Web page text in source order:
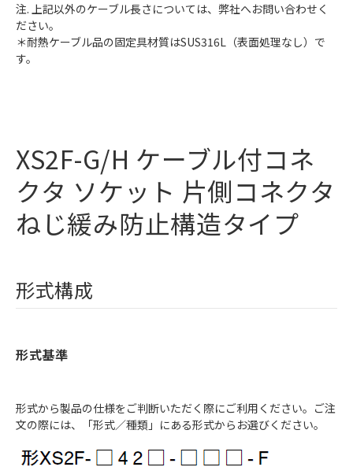
注. 上記以外のケーブル長さについては、弊社へお問い合わせく
ださい。
＊耐熱ケーブル品の固定具材質はSUS316L（表面処理なし）で
す。
XS2F-G/H ケーブル付コネ
クタ ソケット 片側コネクタ
ねじ緩み防止構造タイプ
形式構成
形式基準
形式から製品の仕様をご判断いただく際にご利用ください。ご注
文の際には、「形式／種類」にある形式からお選びください。